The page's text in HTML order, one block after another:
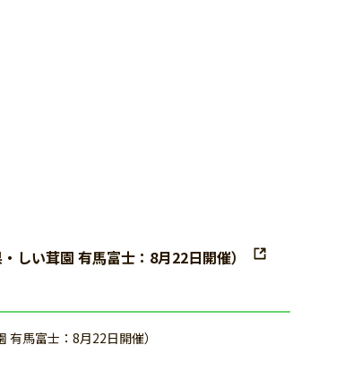
しい茸園 有馬富士：8月22日開催）
馬富士：8月22日開催）